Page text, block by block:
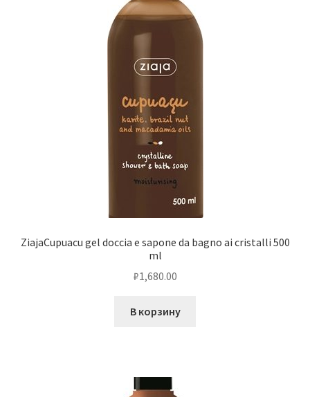
ZiajaCupuacu gel doccia e sapone da bagno ai cristalli 500
ml
₽1,680.00
В корзину